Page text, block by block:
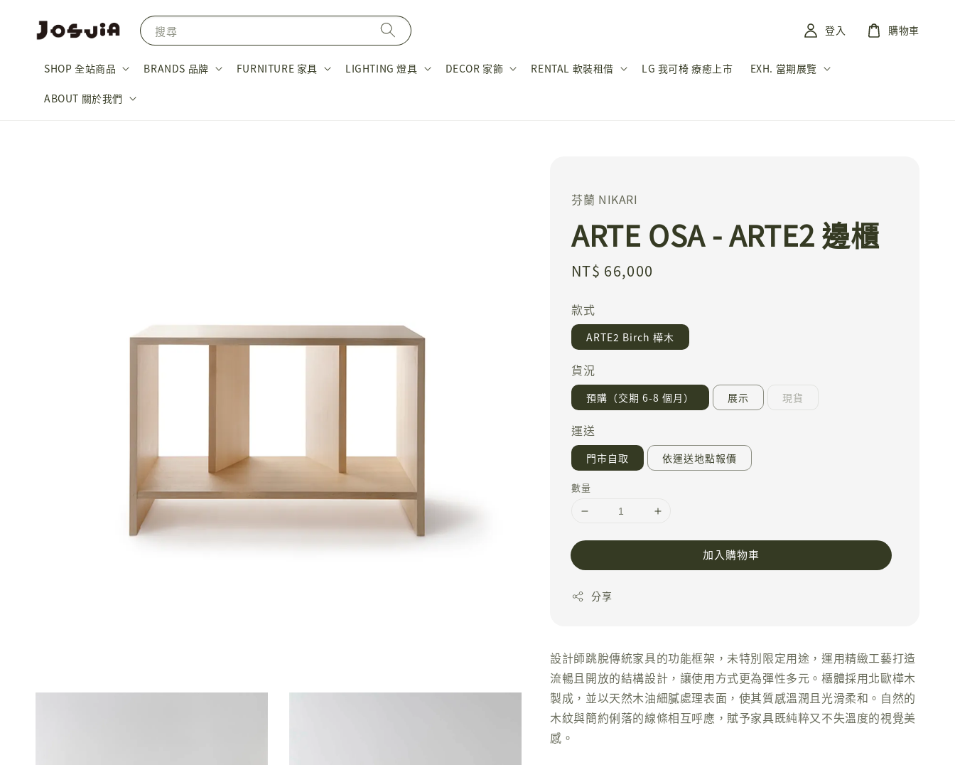
搜尋
SHOP 全站商品 BRANDS 品牌 FURNITURE 家具 LIGHTING 燈具 DECOR 家飾 RENTAL 軟裝租借 LG 我可椅 療癒上市 EXH. 當期展覽
ABOUT 關於我們
登入 購物車
芬蘭 NIKARI
ARTE OSA - ARTE2 邊櫃
Regular
NT$ 66,000
款式
ARTE2 Birch 樺木
貨況
預購（交期 6-8 個月） 展示 現貨
運送
門市自取 依運送地點報價
數量
加入購物車
分享
設計師跳脫傳統家具的功能框架，未特別限定用途，運用精緻工藝打造
流暢且開放的結構設計，讓使用方式更為彈性多元。櫃體採用北歐樺木
製成，並以天然木油細膩處理表面，使其質感溫潤且光滑柔和。自然的
木紋與簡約俐落的線條相互呼應，賦予家具既純粹又不失溫度的視覺美
感。